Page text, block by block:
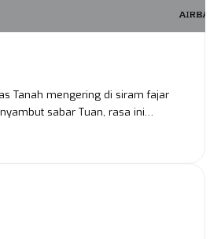
Tanah mengering di siram fajar
sabar Tuan, rasa ini…